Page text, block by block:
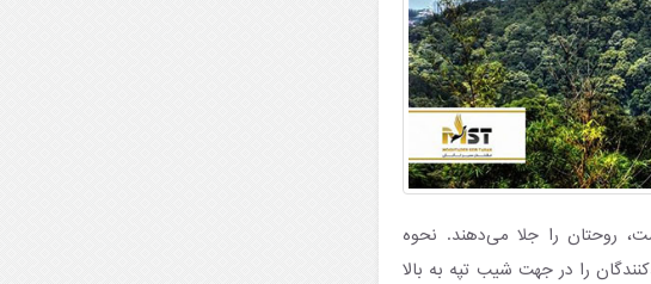
روحتان را جلا می‌دهند. نحوه
را در جهت شیب تپه به بالا